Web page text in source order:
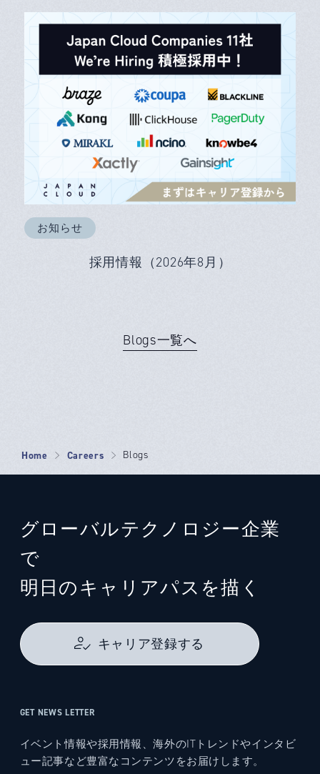
お知らせ
採用情報（2026年8月）
Blogs一覧へ
Home Careers Blogs
グローバルテクノロジー企業
で
明日のキャリアパスを描く
キャリア登録する
GET NEWS LETTER
イベント情報や採用情報、海外のITトレンドやインタビ
ュー記事など豊富なコンテンツをお届けします。